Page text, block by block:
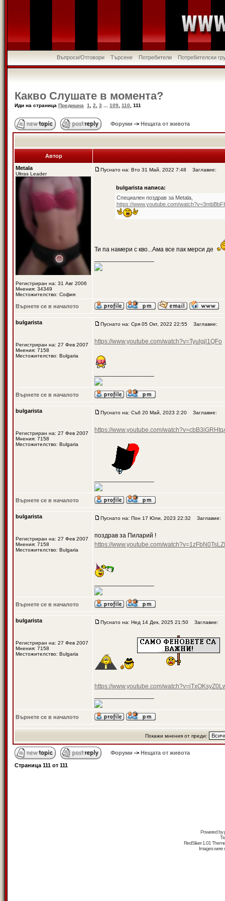
Въпроси/Отговори Търсене Потребители Потребителски
Какво Слушате в момента?
Иди на страница Предишна 1 2 3 109 110 111
Форуми -> Нещата от живота
Автор
Metala
Ultras Leader
Регистриран на: 31 Авг 2006
Мнения: 34349
Местожителство: София
Пуснато на: Вто 31 Май, 2022 7:48 Заглавие:
bulgarista написа:
Специален поздрав за Metala,
https://www.youtube.com/
Ти па намери с кво...Ама все пак мерси де
Върнете се в началото
bulgarista
Регистриран на: 27 Фев 2007
Мнения: 7158
Местожителство: Bulgaria
Пуснато на: Сря 05 Окт, 2022 22:55 Заглавие:
https://www.youtube.com/watch?v=Tyulgjl1QFo
Върнете се в началото
bulgarista
Регистриран на: 27 Фев 2007
Мнения: 7158
Местожителство: Bulgaria
Пуснато на: Съб 20 Май, 2023 2:20 Заглавие:
https://www.youtube.com/
Върнете се в началото
bulgarista
Регистриран на: 27 Фев 2007
Мнения: 7158
Местожителство: Bulgaria
Пуснато на: Пон 17 Юли, 2023 22:32 Заглавие:
поздрав за Пиларий !
https://www.youtube.com/
Върнете се в началото
bulgarista
Регистриран на: 27 Фев 2007
Мнения: 7158
Местожителство: Bulgaria
Пуснато на: Нед 14 Дек, 2025 21:50 Заглавие:
https://www.youtube.com/
Върнете се в началото
Покажи мнения от преди:
Форуми -> Нещата от живота
Страница 111 от 111
Powered by
RedSilver 1.01
Images were